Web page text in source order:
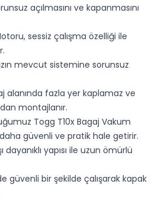
açılmasını ve kapanmasını
sessiz çalışma özelliği ile
mevcut sistemine sorunsuz
alanında fazla yer kaplamaz ve
montajlanır.
Togg T10x Bagaj Vakum
daha güvenli ve pratik hale getirir.
yapısı ile uzun ömürlü
güvenli bir şekilde çalışarak kapak